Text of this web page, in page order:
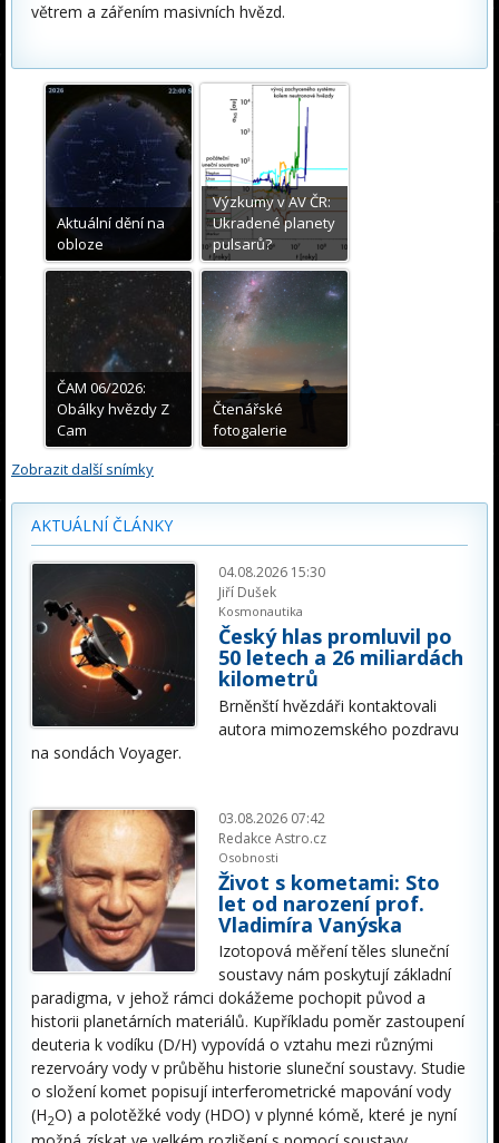
větrem a zářením masivních hvězd.
Aktuální dění na
obloze
Výzkumy v AV ČR:
Ukradené planety
pulsarů?
ČAM 06/2026:
Obálky hvězdy Z
Cam
Čtenářské
fotogalerie
Zobrazit další snímky
AKTUÁLNÍ ČLÁNKY
04.08.2026 15:30
Jiří Dušek
Kosmonautika
Český hlas promluvil po
50 letech a 26 miliardách
kilometrů
Brněnští hvězdáři kontaktovali
autora mimozemského pozdravu
na sondách Voyager.
03.08.2026 07:42
Redakce Astro.cz
Osobnosti
Život s kometami: Sto
let od narození prof.
Vladimíra Vanýska
Izotopová měření těles sluneční
soustavy nám poskytují základní
paradigma, v jehož rámci dokážeme pochopit původ a
historii planetárních materiálů. Kupříkladu poměr zastoupení
deuteria k vodíku (D/H) vypovídá o vztahu mezi různými
rezervoáry vody v průběhu historie sluneční soustavy. Studie
o složení komet popisují interferometrické mapování vody
(H2O) a polotěžké vody (HDO) v plynné kómě, které je nyní